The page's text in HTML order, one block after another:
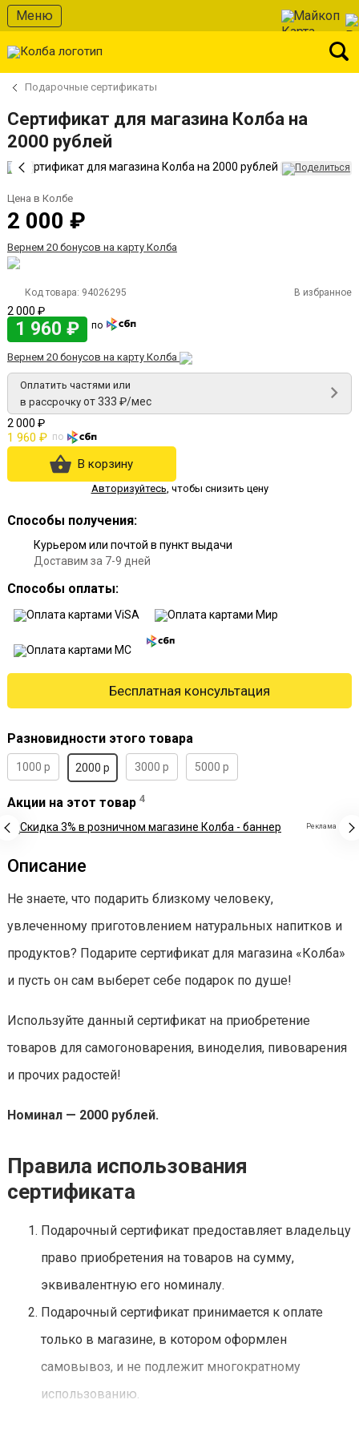
Меню Майкоп
Подарочные сертификаты
Сертификат для магазина Колба на
2000 рублей
Цена в Колбе
2 000 ₽
Вернем 20 бонусов на карту Колба
Код товара: 94026295 В избранное
2 000 ₽
1 960 ₽ по
Вернем 20 бонусов на карту Колба
Оплатить частями или
в рассрочку от 333 ₽/мес
2 000 ₽
1 960 ₽ по
В корзину
Авторизуйтесь, чтобы снизить цену
Способы получения:
Курьером или почтой в пункт выдачи
Доставим за 7-9 дней
Способы оплаты:
Бесплатная консультация
Разновидности этого товара
1000 р 2000 р 3000 р 5000 р
Акции на этот товар 4
Реклама
Описание
Не знаете, что подарить близкому человеку,
увлеченному приготовлением натуральных напитков и
продуктов? Подарите сертификат для магазина «Колба»
и пусть он сам выберет себе подарок по душе!
Используйте данный сертификат на приобретение
товаров для самогоноварения, виноделия, пивоварения
и прочих радостей!
Номинал — 2000 рублей.
Правила использования
сертификата
Подарочный сертификат предоставляет владельцу
право приобретения на товаров на сумму,
эквивалентную его номиналу.
Подарочный сертификат принимается к оплате
только в магазине, в котором оформлен
самовывоз, и не подлежит многократному
использованию.